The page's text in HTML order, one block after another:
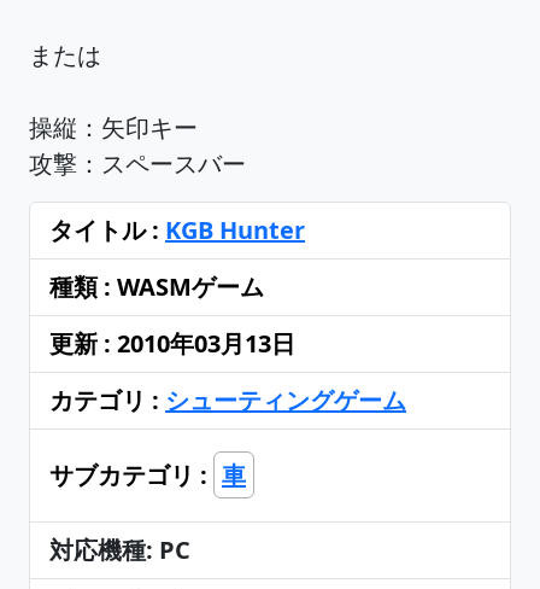
または
操縦：矢印キー
攻撃：スペースバー
タイトル : KGB Hunter
種類 : WASMゲーム
更新 : 2010年03月13日
カテゴリ : シューティングゲーム
サブカテゴリ : 車
対応機種: PC